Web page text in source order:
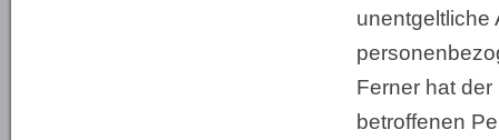
unentgeltliche
Ferner hat
betroffenen